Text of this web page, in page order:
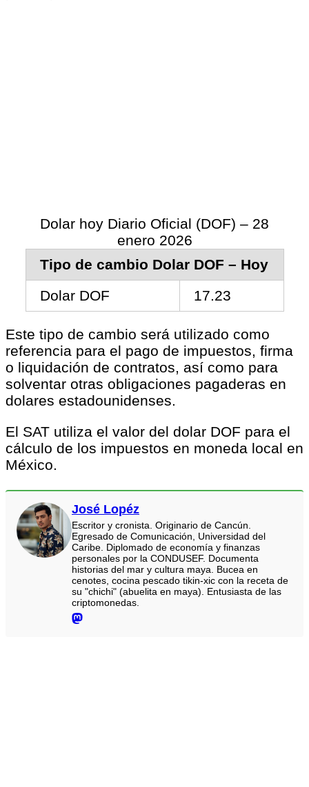
Dolar hoy Diario Oficial (DOF) – 28
enero 2026
Tipo de cambio Dolar DOF – Hoy
Dolar DOF
17.23
Este tipo de cambio será utilizado como
referencia para el pago de impuestos, firma
o liquidación de contratos, así como para
solventar otras obligaciones pagaderas en
dolares estadounidenses.
El SAT utiliza el valor del dolar DOF para el
cálculo de los impuestos en moneda local en
México.
José Lopéz
Escritor y cronista. Originario de Cancún.
Egresado de Comunicación, Universidad del
Caribe. Diplomado de economía y finanzas
personales por la CONDUSEF. Documenta
historias del mar y cultura maya. Bucea en
cenotes, cocina pescado tikin-xic con la receta de
su "chichi" (abuelita en maya). Entusiasta de las
criptomonedas.